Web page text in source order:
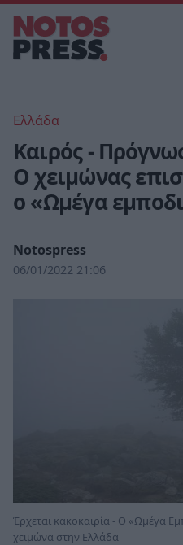
Ελλάδα
Καιρός -
Ο χειμώνας
ο «Ωμέγα
Notospress
06/01/2022 21:06
Έρχεται κακοκαιρία - Ο «Ωμέγα
χειμώνα στην Ελλάδα